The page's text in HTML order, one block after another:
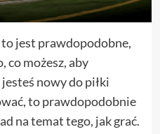
to jest prawdopodobne,
co możesz, aby
nowy do piłki
to prawdopodobnie
na temat tego, jak grać.